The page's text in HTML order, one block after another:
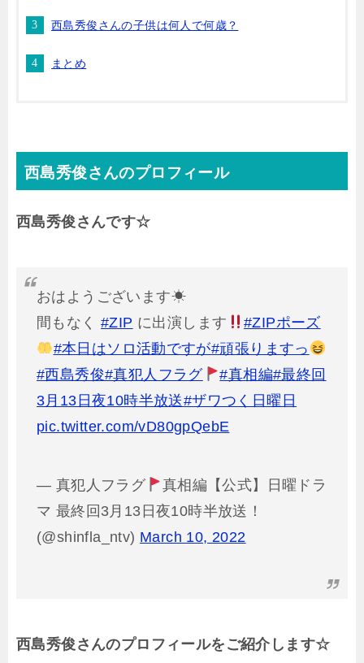
西島秀俊さんの子供は何人で何歳？
まとめ
西島秀俊さんのプロフィール
西島秀俊さんです☆
おはようございます☀
間もなく #ZIP に出演します
#ZIPポーズ
#本日はソロ活動ですが#頑張りますっ
#西島秀俊#真犯人フラグ #真相編#最終回
3月13日夜10時半放送#ザワつく日曜日
pic.twitter.com/vD80gpQebE
— 真犯人フラグ
真相編【公式】日曜ドラ
マ 最終回3月13日夜10時半放送！
(@shinfla_ntv) March 10, 2022
西島秀俊さんのプロフィールをご紹介します☆